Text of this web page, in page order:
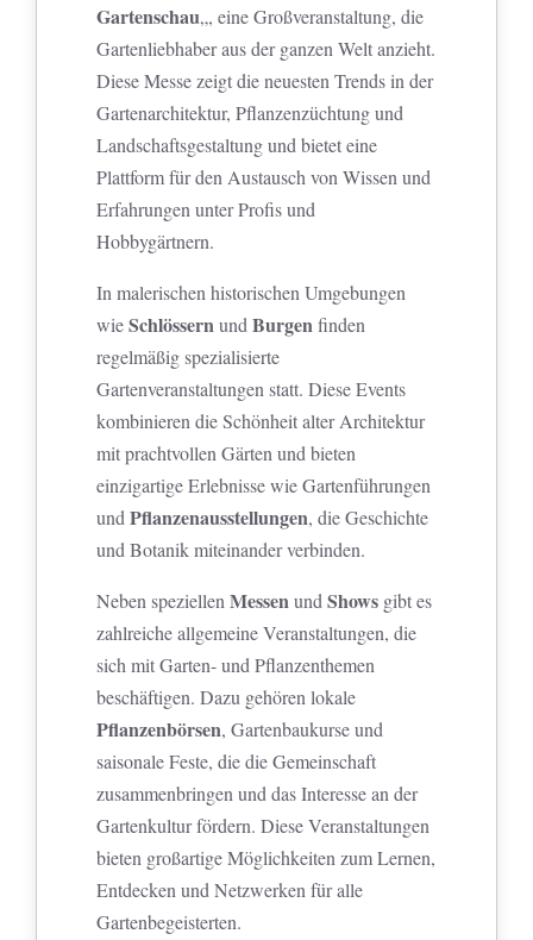
Gartenschau„, eine Großveranstaltung, die
Gartenliebhaber aus der ganzen Welt anzieht.
Diese Messe zeigt die neuesten Trends in der
Gartenarchitektur, Pflanzenzüchtung und
Landschaftsgestaltung und bietet eine
Plattform für den Austausch von Wissen und
Erfahrungen unter Profis und
Hobbygärtnern.
In malerischen historischen Umgebungen
wieSchlössernundBurgenfinden
regelmäßig spezialisierte
Gartenveranstaltungen statt. Diese Events
kombinieren die Schönheit alter Architektur
mit prachtvollen Gärten und bieten
einzigartige Erlebnisse wie Gartenführungen
undPflanzenausstellungen, die Geschichte
und Botanik miteinander verbinden.
Neben speziellenMessenundShows gibt es
zahlreiche allgemeine Veranstaltungen, die
sich mit Garten- und Pflanzenthemen
beschäftigen. Dazu gehören lokale
Pflanzenbörsen, Gartenbaukurse und
saisonale Feste, die die Gemeinschaft
zusammenbringen und das Interesse an der
Gartenkultur fördern. Diese Veranstaltungen
bieten großartige Möglichkeiten zum Lernen,
Entdecken und Netzwerken für alle
Gartenbegeisterten.